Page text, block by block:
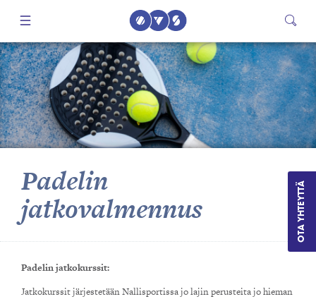
Padelin
jatkovalmennus
Padelin jatkokurssit:
Jatkokurssit järjestetään Nallisportissa jo lajin perusteita jo hieman
OTA YHTEYTTÄ